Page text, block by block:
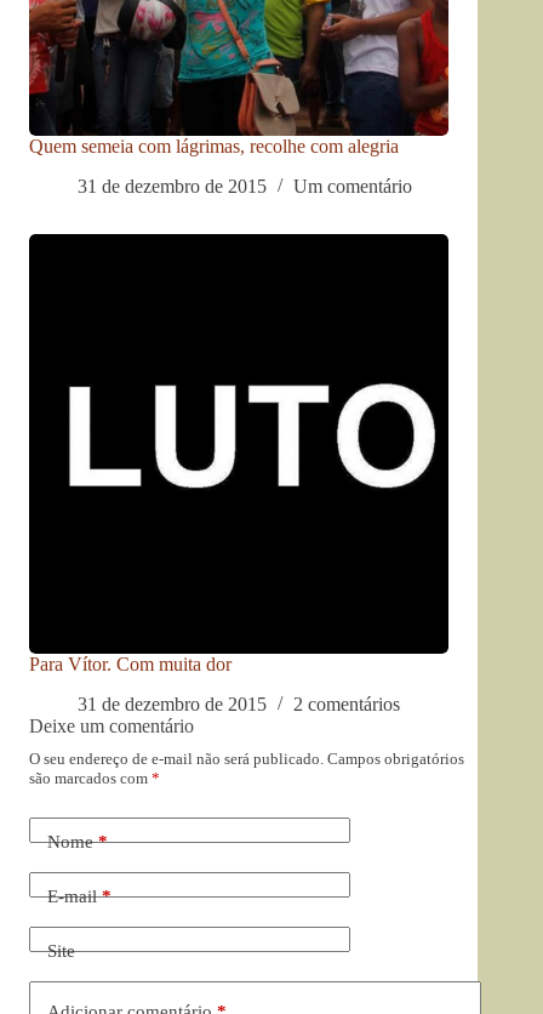
Quem semeia com lágrimas, recolhe com alegria
31 de dezembro de 2015
Um comentário
Para Vítor. Com muita dor
31 de dezembro de 2015
2 comentários
Deixe um comentário
O seu endereço de e-mail não será publicado. Campos obrigatórios
são marcados com *
Nome*
E-mail*
Site